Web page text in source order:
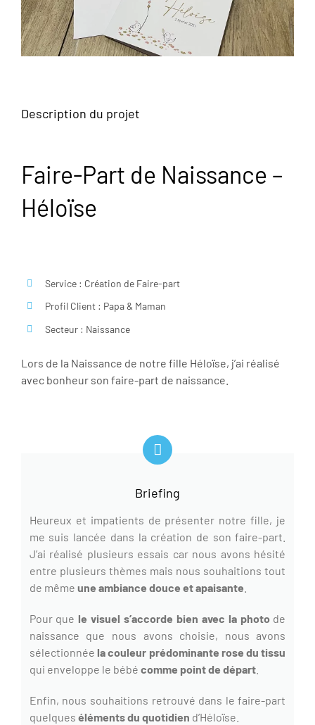
Description du projet
Faire-Part de Naissance –
Héloïse
Service : Création de Faire-part
Profil Client : Papa & Maman
Secteur : Naissance
Lors de la Naissance de notre fille Héloïse, j’ai réalisé
avec bonheur son faire-part de naissance.
Briefing
Heureux et impatients de présenter notre fille, je
me suis lancée dans la création de son faire-part.
J’ai réalisé plusieurs essais car nous avons hésité
entre plusieurs thèmes mais nous souhaitions tout
de même une ambiance douce et apaisante
Pour que le visuel s’accorde bien avec la photode
naissance que nous avons choisie, nous avons
sélectionnée la couleur prédominante rose du tissu
qui enveloppe le bébé comme point de départ.
Enfin, nous souhaitions retrouvé dans le faire-part
quelques éléments du quotidien d’Héloïse.